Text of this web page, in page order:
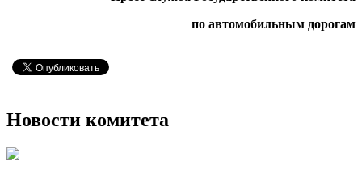
по автомобильным дорогам
Новости комитета